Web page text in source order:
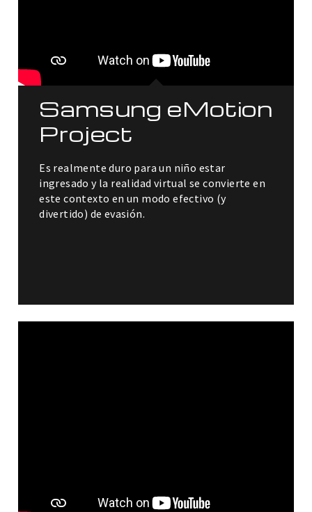
Samsung eMotion
Project
Es realmente duro para un niño estar
ingresado y la realidad virtual se convierte en
este contexto en un modo efectivo (y
divertido) de evasión.